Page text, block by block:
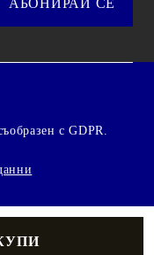
с GDPR.